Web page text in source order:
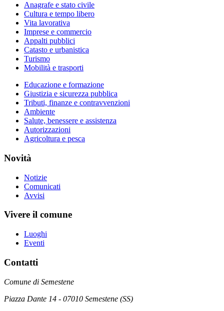
Anagrafe e stato civile
Cultura e tempo libero
Vita lavorativa
Imprese e commercio
Appalti pubblici
Catasto e urbanistica
Turismo
Mobilità e trasporti
Educazione e formazione
Giustizia e sicurezza pubblica
Tributi, finanze e contravvenzioni
Ambiente
Salute, benessere e assistenza
Autorizzazioni
Agricoltura e pesca
Novità
Notizie
Comunicati
Avvisi
Vivere il comune
Luoghi
Eventi
Contatti
Comune di Semestene
Piazza Dante 14 - 07010 Semestene (SS)